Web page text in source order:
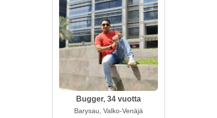
Bugger, 34 vuotta
Barysau, Valko-Venäjä